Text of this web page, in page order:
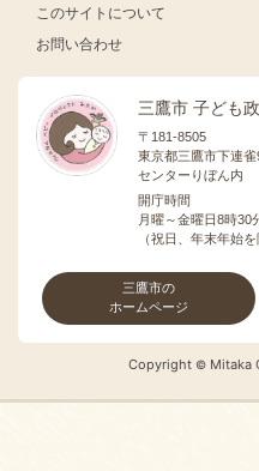
このサイトについて
お問い合わせ
三鷹市 子ども
〒181-8505
東京都三鷹市下連
センターりぼん内
開庁時間
月曜～金曜日8時30
（祝日、年末年始を
三鷹市の
ホームページ
Copyright © Mitaka